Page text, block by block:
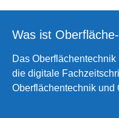
Was ist
Das
die digitale
Oberflächentechnik und